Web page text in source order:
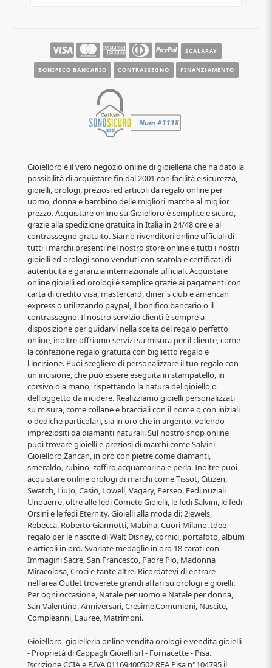
SCALAPAY
BONIFICO BANCARIO CONTRASSEGNO FINANZIAMENTO
Gioielloro è il vero negozio online di gioielleria che ha dato la
possibilità di acquistare fin dal 2001 con facilità e sicurezza,
gioielli, orologi, preziosi ed articoli da regalo online per
uomo, donna e bambino delle migliori marche al miglior
prezzo. Acquistare online su Gioielloro è semplice e sicuro,
grazie alla spedizione gratuita in Italia in 24/48 ore e al
contrassegno gratuito. Siamo rivenditori online ufficiali di
tutti i marchi presenti nel nostro store online e tutti i nostri
gioielli ed orologi sono venduti con scatola e certificati di
autenticità e garanzia internazionale ufficiali. Acquistare
online gioielli ed orologi è semplice grazie ai pagamenti con
carta di credito visa, mastercard, diner's club e american
express o utilizzando paypal, il bonifico bancario o il
contrassegno. Il nostro servizio clienti è sempre a
disposizione per guidarvi nella scelta del regalo perfetto
online, inoltre offriamo servizi su misura per il cliente, come
la confezione regalo gratuita con biglietto regalo e
l'incisione. Puoi scegliere di personalizzare il tuo regalo con
un'incisione, che può essere eseguita in stampatello, in
corsivo o a mano, rispettando la natura del gioiello o
dell'oggetto da incidere. Realizziamo gioielli personalizzati
su misura, come collane e bracciali con il nome o con iniziali
o dediche particolari, sia in oro che in argento, volendo
impreziositi da diamanti naturali. Sul nostro shop online
puoi trovare gioielli e preziosi di marchi come Salvini,
Gioielloro,Zancan, in oro con pietre come diamanti,
smeraldo, rubino, zaffiro,acquamarina e perla. Inoltre puoi
acquistare online orologi di marchi come Tissot, Citizen,
Swatch, LiuJo, Casio, Lowell, Vagary, Perseo. Fedi nuziali
Unoaerre, oltre alle fedi Comete Gioielli, le fedi Salvini, le fedi
Orsini e le fedi Eternity. Gioielli alla moda di: 2jewels,
Rebecca, Roberto Giannotti, Mabina, Cuori Milano. Idee
regalo per le nascite di Walt Disney, cornici, portafoto, album
e articoli in oro. Svariate medaglie in oro 18 carati con
Immagini Sacre, San Francesco, Padre Pio, Madonna
Miracolosa, Croci e tante altre. Ricordatevi di entrare
nell'area Outlet troverete grandi affari su orologi e gioielli.
Per ogni occasione, Natale per uomo e Natale per donna,
San Valentino, Anniversari, Cresime,Comunioni, Nascite,
Compleanni, Lauree, Matrimoni.
Gioielloro, gioielleria online vendita orologi e vendita gioielli
- Proprietà di Cappagli Gioielli srl - Fornacette - Pisa.
Iscrizione CCIA e P.IVA 01169400502 REA Pisa n°104795 il